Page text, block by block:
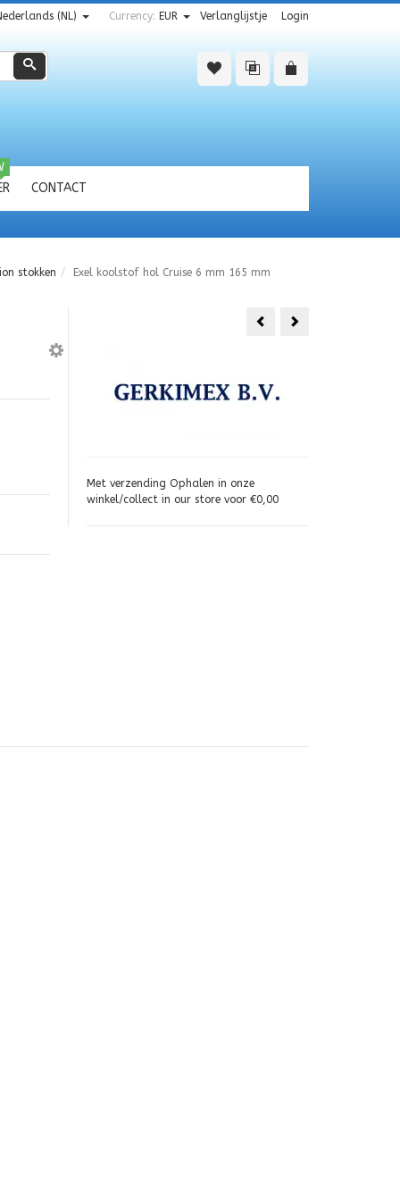
Verlanglijstje Login
Currency: EUR
(NL)
Zoeken
CONTACT
stokken Exel koolstof hol Cruise 6 mm 165 mm
Mok
Met verzending Ophalen in onze
winkel/collect in our store voor €0,00